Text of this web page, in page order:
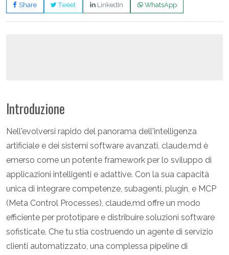
Share Tweet LinkedIn WhatsApp
Introduzione
Nell'evolversi rapido del panorama dell'intelligenza
artificiale e dei sistemi software avanzati, claude.md è
emerso come un potente framework per lo sviluppo di
applicazioni intelligenti e adattive. Con la sua capacità
unica di integrare competenze, subagenti, plugin, e MCP
(Meta Control Processes), claude.md offre un modo
efficiente per prototipare e distribuire soluzioni software
sofisticate. Che tu stia costruendo un agente di servizio
clienti automatizzato, una complessa pipeline di